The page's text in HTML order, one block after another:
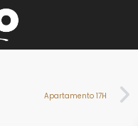
Apartamento 17H